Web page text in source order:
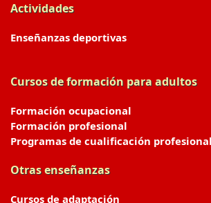
Actividades
Enseñanzas deportivas
Cursos de formación para adultos
Formación ocupacional
Formación profesional
Programas de cualificación profesional
Otras enseñanzas
Cursos de adaptación